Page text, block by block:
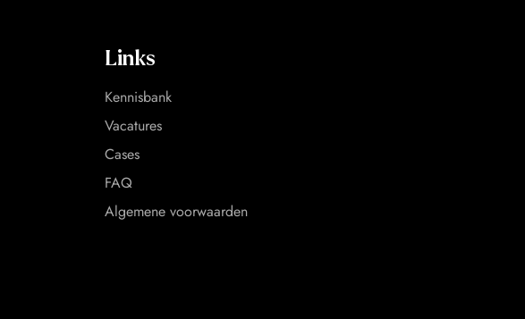
Links
Kennisbank
Vacatures
Cases
FAQ
Algemene voorwaarden